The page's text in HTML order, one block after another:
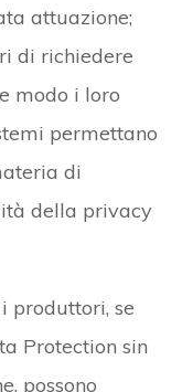
attuazione;
di richiedere
modo i loro
permettano
di
della privacy
produttori, se
Protection sin
possono